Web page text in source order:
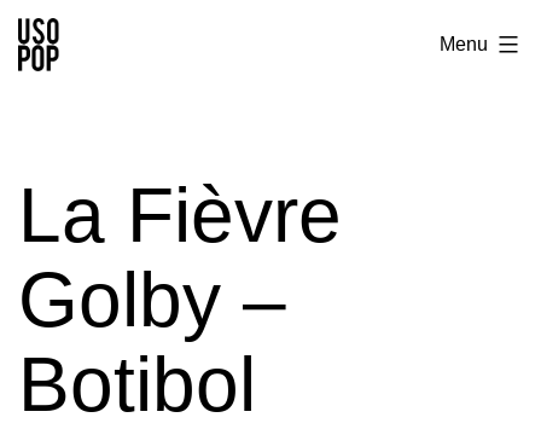
Aller
au
Usopop
Label
Menu
La Fièvre
Golby –
Botibol